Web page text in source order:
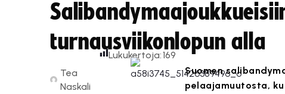
turnausviikonlopun alla
Tea
Naskali
Lukukertoja:169
Suomen
pelaajamuutosta,